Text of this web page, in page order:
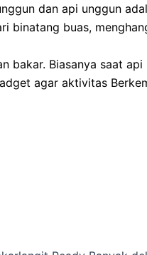
dan api unggun
binatang buas,
bakar. Biasanya saat
agar aktivitas